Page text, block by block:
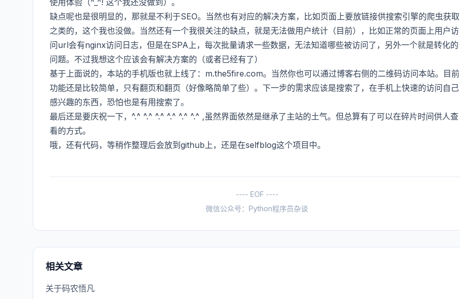
使用体验（^_^! 这个我还没做到）。
缺点呢也是很明显的，那就是不利于SEO。当然也有对应的解决方案，比如页面上要放链接供搜索引擎的爬虫获取
之类的，这个我也没做。当然还有一个我很关注的缺点，就是无法做用户统计（目前），比如正常的页面上用户访
问url会有nginx访问日志，但是在SPA上，每次批量请求一些数据，无法知道哪些被访问了，另外一个就是转化的
问题。不过我想这个应该会有解决方案的（或者已经有了）
基于上面说的，本站的手机版也就上线了：m.the5fire.com。当然你也可以通过博客右侧的二维码访问本站。目前
功能还是比较简单，只有翻页和翻页（好像略简单了些）。下一步的需求应该是搜索了，在手机上快速的访问自己
感兴趣的东西，恐怕也是有用搜索了。
最后还是要庆祝一下，^.^ ^.^ ^.^ ^.^ ^.^ ^.^ ,虽然界面依然是继承了主站的土气。但总算有了可以在碎片时间供人查
看的方式。
哦，还有代码，等稍作整理后会放到github上，还是在selfblog这个项目中。
---- EOF ----
微信公众号：Python程序员杂谈
相关文章
关于码农悟凡